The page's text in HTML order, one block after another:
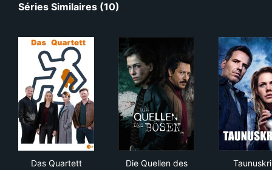
Séries Similaires (10)
Das Quartett
Die Quellen des